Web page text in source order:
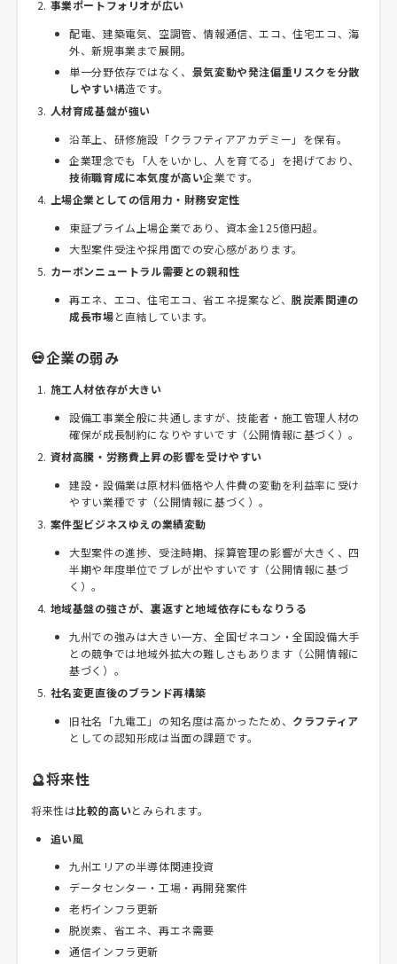
事業ポートフォリオが広い
配電、建築電気、空調管、情報通信、エコ、住宅エコ、海
外、新規事業まで展開。
単一分野依存ではなく、 景気変動や発注偏重リスクを分散
しやすい構造です。
人材育成基盤が強い
沿革上、研修施設「クラフティアアカデミー」を保有。
企業理念でも「人をいかし、人を育てる」を掲げており、
技術職育成に本気度が高い企業です。
上場企業としての信用力・財務安定性
東証プライム上場企業であり、資本金125億円超。
大型案件受注や採用面での安心感があります。
カーボンニュートラル需要との親和性
再エネ、エコ、住宅エコ、省エネ提案など、脱炭素関連の
成長市場と直結しています。
💀企業の弱み
施工人材依存が大きい
設備工事業全般に共通しますが、技能者・施工管理人材の
確保が成長制約になりやすいです（公開情報に基づく）。
資材高騰・労務費上昇の影響を受けやすい
建設・設備業は原材料価格や人件費の変動を利益率に受け
やすい業種です（公開情報に基づく）。
案件型ビジネスゆえの業績変動
大型案件の進捗、受注時期、採算管理の影響が大きく、四
半期や年度単位でブレが出やすいです（公開情報に基づ
く）。
地域基盤の強さが、裏返すと地域依存にもなりうる
九州での強みは大きい一方、全国ゼネコン・全国設備大手
との競争では地域外拡大の難しさもあります（公開情報に
基づく）。
社名変更直後のブランド再構築
旧社名「九電工」の知名度は高かったため、 クラフティア
としての認知形成は当面の課題です。
🔮将来性
将来性は比較的高いとみられます。
追い風
九州エリアの半導体関連投資
データセンター・工場・再開発案件
老朽インフラ更新
脱炭素、省エネ、再エネ需要
通信インフラ更新